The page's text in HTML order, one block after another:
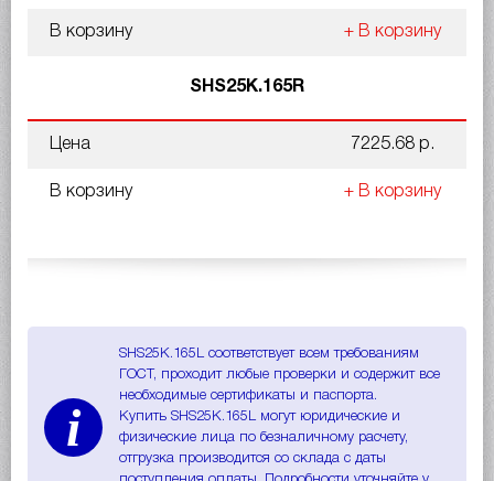
В корзину + В корзину
SHS25K.165R
Цена 7225.68 р.
В корзину + В корзину
i
SHS25K.165L соответствует всем требованиям
ГОСТ, проходит любые проверки и содержит все
необходимые сертификаты и паспорта.
Купить SHS25K.165L могут юридические и
физические лица по безналичному расчету,
отгрузка производится со склада с даты